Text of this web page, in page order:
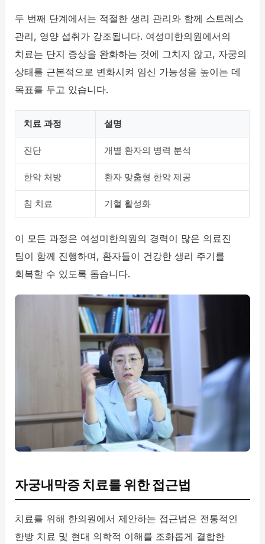
두 번째 단계에서는 적절한 생리 관리와 함께 스트레스
관리, 영양 섭취가 강조됩니다. 여성미한의원에서의
치료는 단지 증상을 완화하는 것에 그치지 않고, 자궁의
상태를 근본적으로 변화시켜 임신 가능성을 높이는 데
목표를 두고 있습니다.
치료 과정 설명
진단 개별 환자의 병력 분석
한약 처방 환자 맞춤형 한약 제공
침 치료 기혈 활성화
이 모든 과정은 여성미한의원의 경력이 많은 의료진
팀이 함께 진행하며, 환자들이 건강한 생리 주기를
회복할 수 있도록 돕습니다.
자궁내막증 치료를 위한 접근법
치료를 위해 한의원에서 제안하는 접근법은 전통적인
한방 치료 및 현대 의학적 이해를 조화롭게 결합한